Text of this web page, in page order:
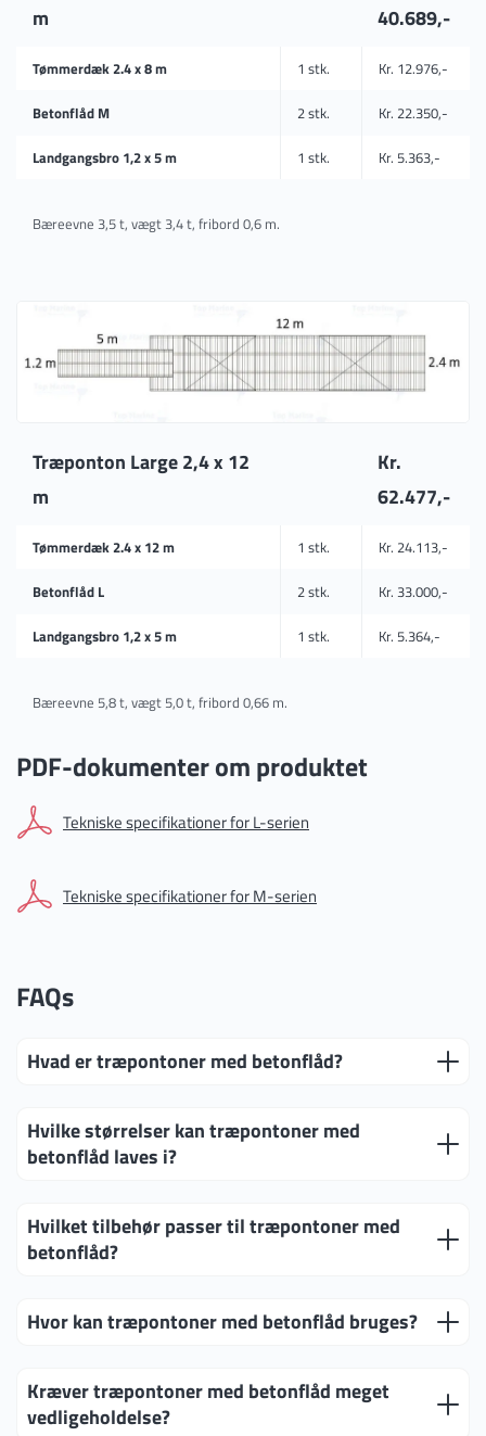
m
40.689,-
Tømmerdæk 2.4 x 8 m 1 stk. Kr. 12.976,-
Betonflåd M 2 stk. Kr. 22.350,-
Landgangsbro 1,2 x 5 m 1 stk. Kr. 5.363,-
Bæreevne 3,5 t, vægt 3,4 t, fribord 0,6 m.
Træponton Large 2,4 x 12
m
Kr.
62.477,-
Tømmerdæk 2.4 x 12 m 1 stk. Kr. 24.113,-
Betonflåd L 2 stk. Kr. 33.000,-
Landgangsbro 1,2 x 5 m 1 stk. Kr. 5.364,-
Bæreevne 5,8 t, vægt 5,0 t, fribord 0,66 m.
PDF-dokumenter om produktet
Tekniske specifikationer for L-serien
Tekniske specifikationer for M-serien
FAQs
Hvad er træpontoner med betonflåd?
Hvilke størrelser kan træpontoner med
betonflåd laves i?
Hvilket tilbehør passer til træpontoner med
betonflåd?
Hvor kan træpontoner med betonflåd bruges?
Kræver træpontoner med betonflåd meget
vedligeholdelse?